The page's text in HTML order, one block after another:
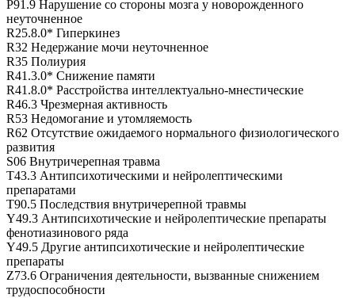
P91.9 Нарушение со стороны мозга у новорожденного
неуточненное
R25.8.0* Гиперкинез
R32 Недержание мочи неуточненное
R35 Полиурия
R41.3.0* Снижение памяти
R41.8.0* Расстройства интеллектуально-мнестические
R46.3 Чрезмерная активность
R53 Недомогание и утомляемость
R62 Отсутствие ожидаемого нормального физиологического
развития
S06 Внутричерепная травма
T43.3 Антипсихотическими и нейролептическими
препаратами
T90.5 Последствия внутричерепной травмы
Y49.3 Антипсихотические и нейролептические препараты
фенотиазинового ряда
Y49.5 Другие антипсихотические и нейролептические
препараты
Z73.6 Ограничения деятельности, вызванные снижением
трудоспособности